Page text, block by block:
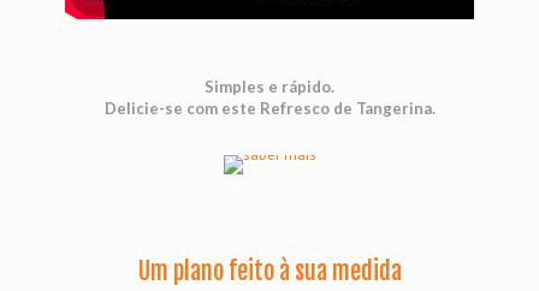
Simples e rápido.
Delicie-se com este Refresco de Tangerina.
Um plano feito à sua medida